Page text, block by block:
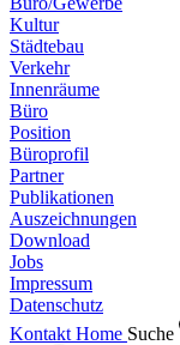
Kultur
Städtebau
Verkehr
Innenräume
Büro
Position
Büroprofil
Partner
Publikationen
Auszeichnungen
Download
Jobs
Impressum
Datenschutz
Kontakt Home Suche